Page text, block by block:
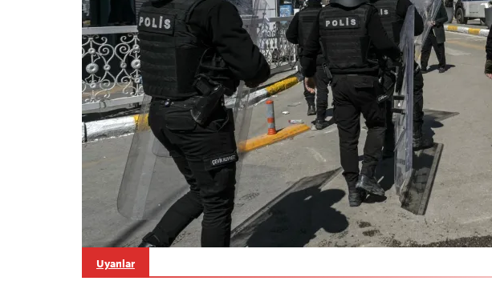
Uyarılar